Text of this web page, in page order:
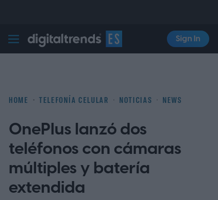
Digital Trends Español
Sign In
HOME TELEFONÍA CELULAR NOTICIAS NEWS
OnePlus lanzó dos
teléfonos con cámaras
múltiples y batería
extendida